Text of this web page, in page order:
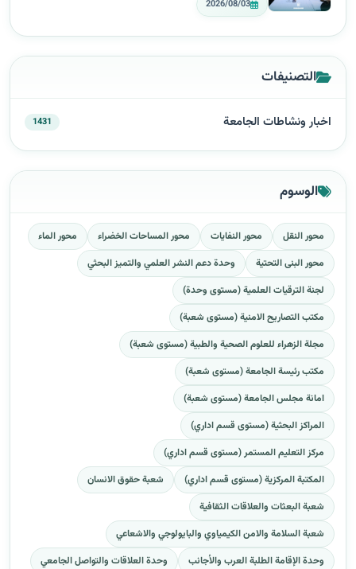
2026/08/03
التصنيفات
اخبار ونشاطات الجامعة 1431
الوسوم
محور النقل محور النفايات محور المساحات الخضراء
محور الماء
محور البنى التحتية
وحدة دعم النشر العلمي والتميز البحثي
لجنة الترقيات العلمية (مستوى وحدة)
مكتب التصاريح الامنية (مستوى شعبة)
مجلة الزهراء للعلوم الصحية والطبية (مستوى شعبة)
مكتب رئيسة الجامعة (مستوى شعبة)
امانة مجلس الجامعة (مستوى شعبة)
المراكز البحثية (مستوى قسم اداري)
مركز التعليم المستمر (مستوى قسم اداري)
المكتبة المركزية (مستوى قسم اداري)
شعبة حقوق الانسان
شعبة البعثات والعلاقات الثقافية
شعبة السلامة والامن الكيمياوي والبايولوجي والاشعاعي
وحدة الإقامة الطلبة العرب والأجانب
وحدة العلاقات والتواصل الجامعي